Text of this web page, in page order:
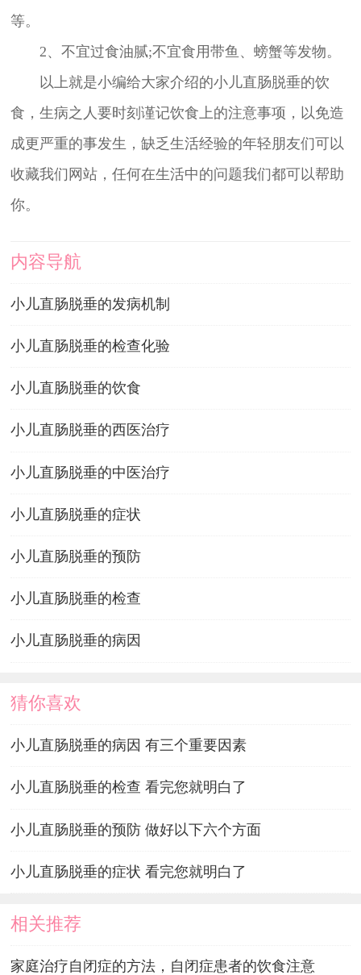
等。
2、不宜过食油腻;不宜食用带鱼、螃蟹等发物。
以上就是小编给大家介绍的小儿直肠脱垂的饮
食，生病之人要时刻谨记饮食上的注意事项，以免造
成更严重的事发生，缺乏生活经验的年轻朋友们可以
收藏我们网站，任何在生活中的问题我们都可以帮助
你。
内容导航
小儿直肠脱垂的发病机制
小儿直肠脱垂的检查化验
小儿直肠脱垂的饮食
小儿直肠脱垂的西医治疗
小儿直肠脱垂的中医治疗
小儿直肠脱垂的症状
小儿直肠脱垂的预防
小儿直肠脱垂的检查
小儿直肠脱垂的病因
猜你喜欢
小儿直肠脱垂的病因 有三个重要因素
小儿直肠脱垂的检查 看完您就明白了
小儿直肠脱垂的预防 做好以下六个方面
小儿直肠脱垂的症状 看完您就明白了
相关推荐
家庭治疗自闭症的方法，自闭症患者的饮食注意